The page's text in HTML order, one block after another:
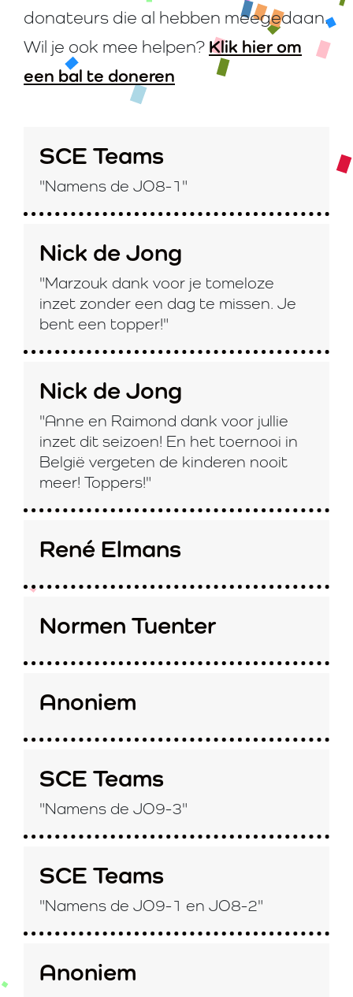
donateurs die al hebben meegedaan.
Wil je ook mee helpen? Klik hier om
een bal te doneren
SCE Teams
"Namens de JO8-1"
Nick de Jong
"Marzouk dank voor je tomeloze
inzet zonder een dag te missen. Je
bent een topper!"
Nick de Jong
"Anne en Raimond dank voor jullie
inzet dit seizoen! En het toernooi in
België vergeten de kinderen nooit
meer! Toppers!"
René Elmans
Normen Tuenter
Anoniem
SCE Teams
"Namens de JO9-3"
SCE Teams
"Namens de JO9-1 en JO8-2"
Anoniem